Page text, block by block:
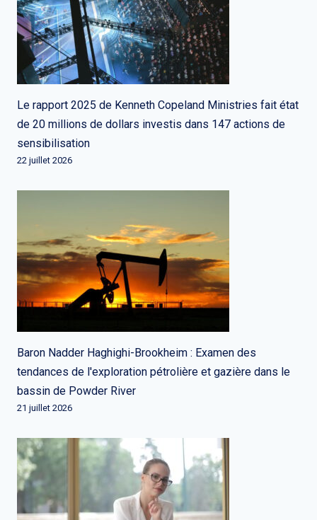
Le rapport 2025 de Kenneth Copeland Ministries fait état
de 20 millions de dollars investis dans 147 actions de
sensibilisation
22 juillet 2026
Baron Nadder Haghighi-Brookheim : Examen des
tendances de l'exploration pétrolière et gazière dans le
bassin de Powder River
21 juillet 2026